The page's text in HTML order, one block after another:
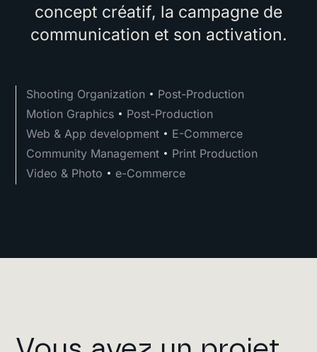
concept créatif, la campagne de
communication et son activation.
Shooting Organization
Post-Production
Motion Graphics
Post-Production
Web & App development
E-Commerce
Community Management
Print Production
Video & Photo
e-Commerce